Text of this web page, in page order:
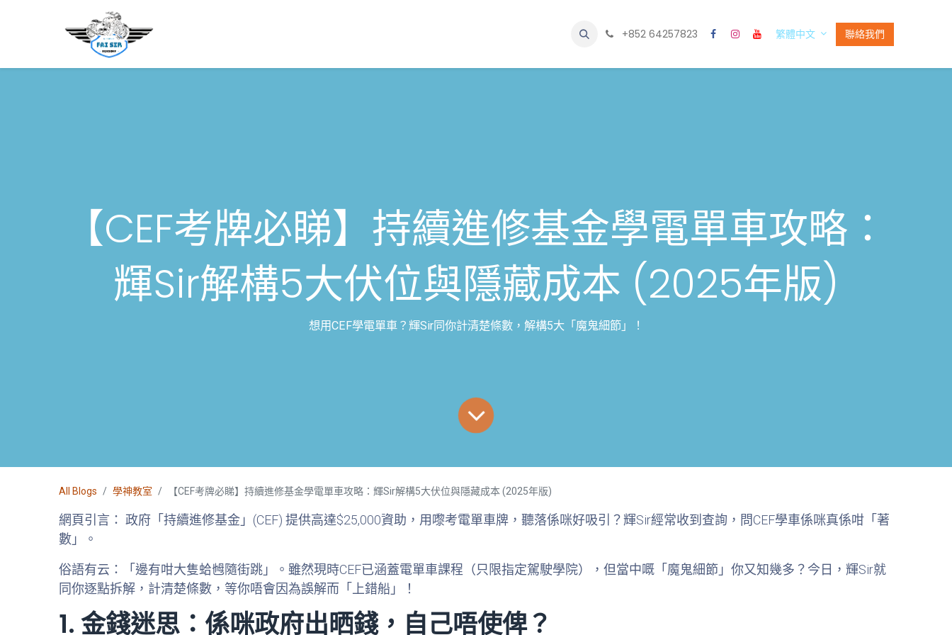
+852 64257823 繁體中文 聯絡我們
【CEF考牌必睇】持續進修基金學電單車攻略：
輝Sir解構5大伏位與隱藏成本 (2025年版)
想用CEF學電單車？輝Sir同你計清楚條數，解構5大「魔鬼細節」！
All Blogs 學神教室 【CEF考牌必睇】持續進修基金學電單車攻略：輝Sir解構5大伏位與隱藏成本 (2025年版)
網頁引言： 政府「持續進修基金」(CEF) 提供高達$25,000資助，用嚟考電單車牌，聽落係咪好吸引？輝Sir經常收到查詢，問CEF學車係咪真係咁「著
數」。
俗語有云：「邊有咁大隻蛤乸隨街跳」。雖然現時CEF已涵蓋電單車課程（只限指定駕駛學院），但當中嘅「魔鬼細節」你又知幾多？今日，輝Sir就
同你逐點拆解，計清楚條數，等你唔會因為誤解而「上錯船」！
1. 金錢迷思：係咪政府出晒錢，自己唔使俾？